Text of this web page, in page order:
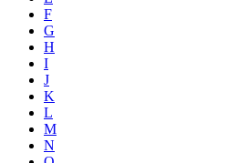
F
G
H
I
J
K
L
M
N